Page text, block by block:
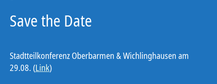
Save the Date
Stadtteilkonferenz Oberbarmen & Wichlinghausen am
29.08. (Link)